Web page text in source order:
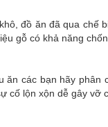
đồ ăn đã qua
gỗ có khả năng
các bạn hãy
cố lộn xộn dễ gây vỡ